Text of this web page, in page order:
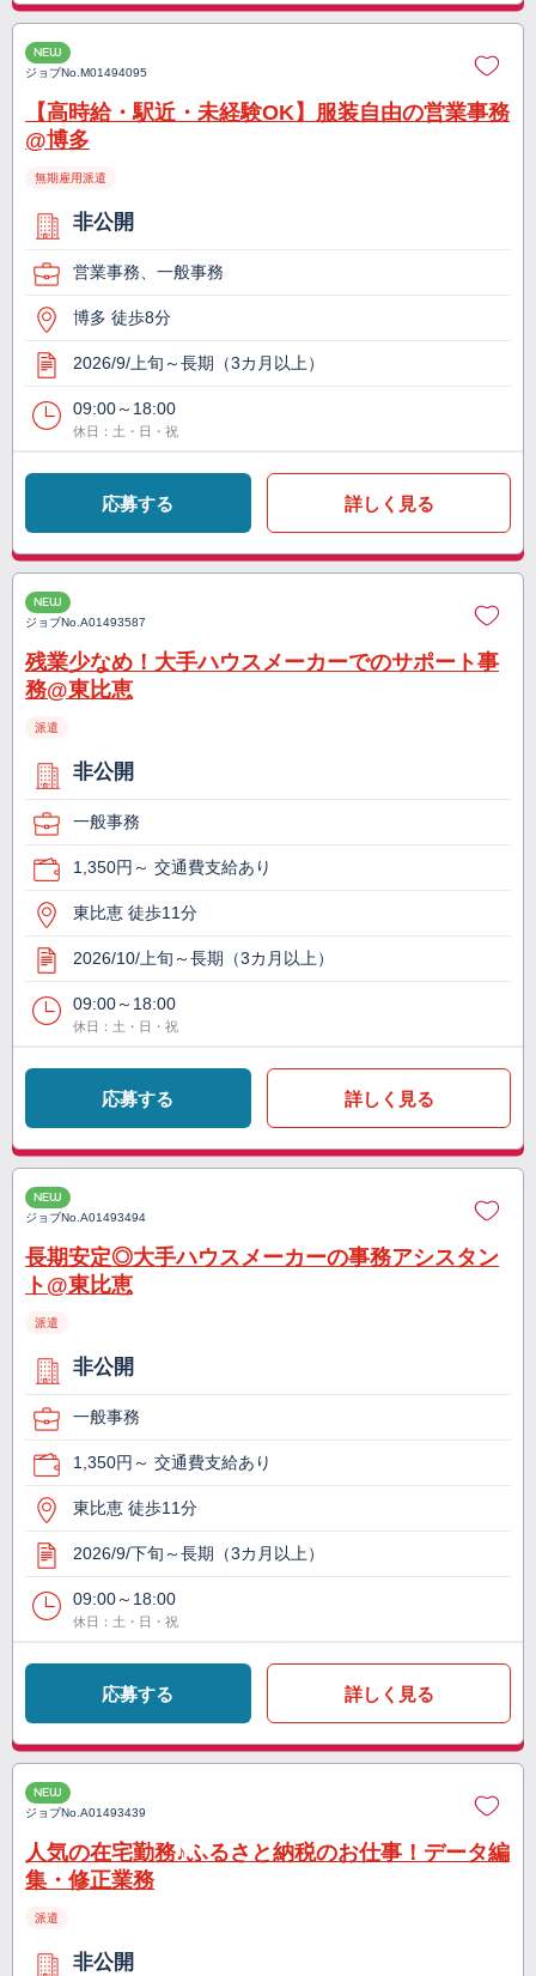
NEW
ジョブNo.M01494095
【高時給・駅近・未経験OK】服装自由の営業事務
@博多
無期雇用派遣
非公開
営業事務、一般事務
博多 徒歩8分
2026/9/上旬～長期（3カ月以上）
09:00～18:00
休日：土・日・祝
応募する 詳しく見る
NEW
ジョブNo.A01493587
残業少なめ！大手ハウスメーカーでのサポート事
務@東比恵
派遣
非公開
一般事務
1,350円～ 交通費支給あり
東比恵 徒歩11分
2026/10/上旬～長期（3カ月以上）
09:00～18:00
休日：土・日・祝
応募する 詳しく見る
NEW
ジョブNo.A01493494
長期安定◎大手ハウスメーカーの事務アシスタン
ト@東比恵
派遣
非公開
一般事務
1,350円～ 交通費支給あり
東比恵 徒歩11分
2026/9/下旬～長期（3カ月以上）
09:00～18:00
休日：土・日・祝
応募する 詳しく見る
NEW
ジョブNo.A01493439
人気の在宅勤務♪ふるさと納税のお仕事！データ編
集・修正業務
派遣
非公開